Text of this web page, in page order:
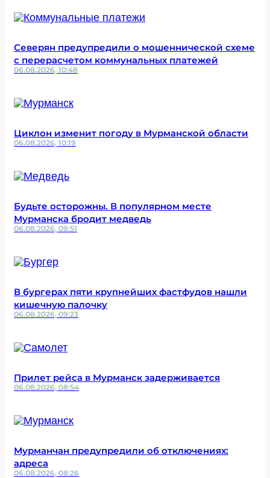
Северян предупредили о мошеннической схеме
с перерасчетом коммунальных платежей
06.08.2026, 10:48
Циклон изменит погоду в Мурманской области
06.08.2026, 10:19
Будьте осторожны. В популярном месте
Мурманска бродит медведь
06.08.2026, 09:51
В бургерах пяти крупнейших фастфудов нашли
кишечную палочку
06.08.2026, 09:23
Прилет рейса в Мурманск задерживается
06.08.2026, 08:54
Мурманчан предупредили об отключениях:
адреса
06.08.2026, 08:26